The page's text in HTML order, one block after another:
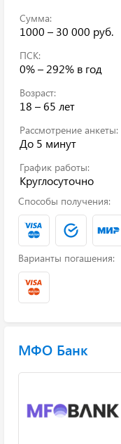
Сумма:
1000 – 30 000 руб.
ПСК:
0% – 292% в год
Возраст:
18 – 65 лет
Рассмотрение анкеты:
До 5 минут
График работы:
Круглосуточно
Способы получения:
Варианты погашения:
МФО Банк